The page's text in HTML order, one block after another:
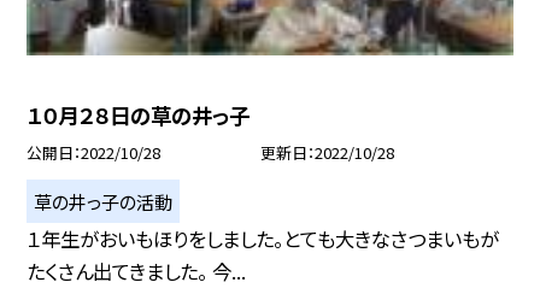
１０月２８日の草の井っ子
公開日 2022/10/28 更新日 2022/10/28
草の井っ子の活動
１年生がおいもほりをしました。とても大きなさつまいもが
たくさん出てきました。 今...